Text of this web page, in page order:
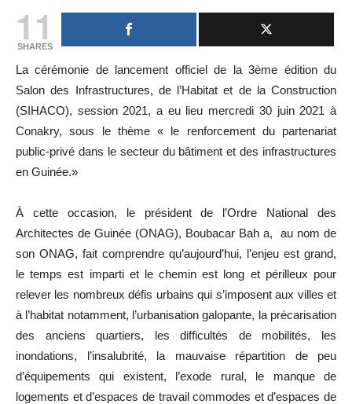
11
SHARES
La cérémonie de lancement officiel de la 3ème édition du
Salon des Infrastructures, de l’Habitat et de la Construction
(SIHACO), session 2021, a eu lieu mercredi 30 juin 2021 à
Conakry, sous le thème « le renforcement du partenariat
public-privé dans le secteur du bâtiment et des infrastructures
en Guinée.»
À cette occasion, le président de l’Ordre National des
Architectes de Guinée (ONAG), Boubacar Bah a, au nom de
son ONAG, fait comprendre qu’aujourd’hui, l’enjeu est grand,
le temps est imparti et le chemin est long et périlleux pour
relever les nombreux défis urbains qui s’imposent aux villes et
à l’habitat notamment, l’urbanisation galopante, la précarisation
des anciens quartiers, les difficultés de mobilités, les
inondations, l’insalubrité, la mauvaise répartition de peu
d’équipements qui existent, l’exode rural, le manque de
logements et d’espaces de travail commodes et d’espaces de